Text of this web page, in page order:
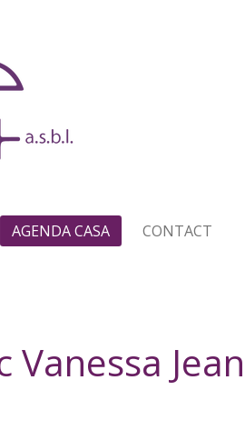
AGENDA CASA CONTACT
Jean